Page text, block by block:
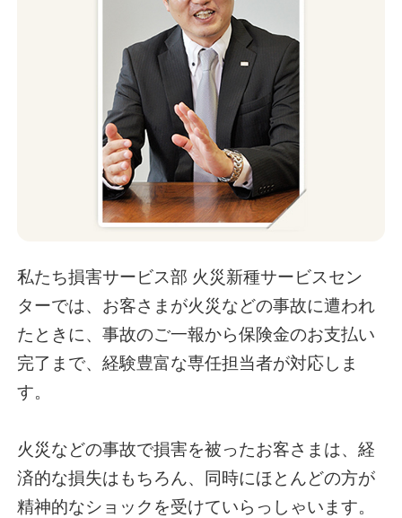
私たち損害サービス部 火災新種サービスセン
ターでは、お客さまが火災などの事故に遭われ
たときに、事故のご一報から保険金のお支払い
完了まで、経験豊富な専任担当者が対応しま
す。
火災などの事故で損害を被ったお客さまは、経
済的な損失はもちろん、同時にほとんどの方が
精神的なショックを受けていらっしゃいます。